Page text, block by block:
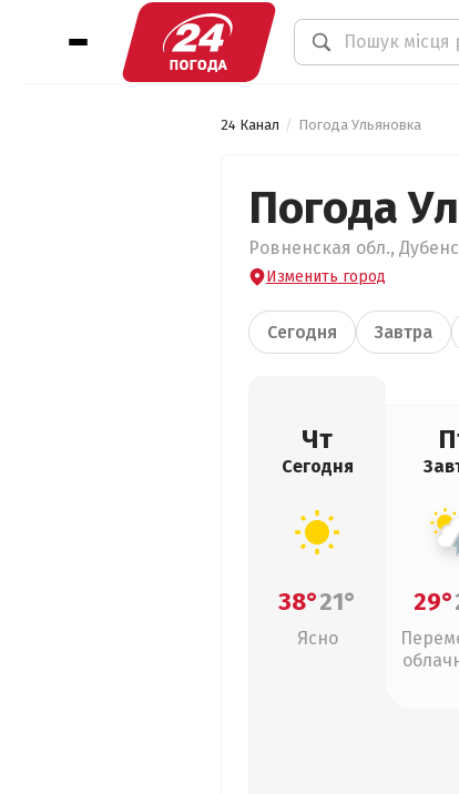
24 Канал Погода Ульяновка
Погода
Ровненская обл.,
Изменить город
Сегодня Завтра
Чт
Сегодня
38°21°
Ясно
29°